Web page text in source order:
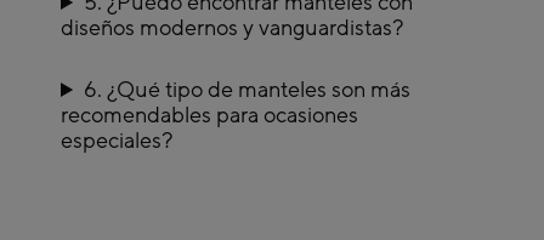
diseños modernos y vanguardistas?
6. ¿Qué tipo de manteles son más
recomendables para ocasiones
especiales?